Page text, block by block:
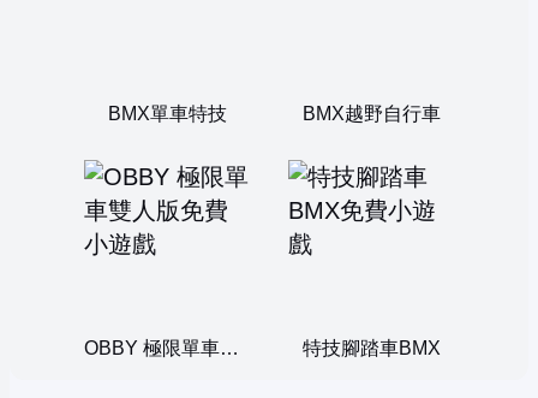
BMX單車特技 BMX越野自行車
OBBY 極限單車雙人版 特技腳踏車BMX